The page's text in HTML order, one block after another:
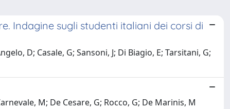
Indagine sugli studenti italiani dei corsi di
D; Casale, G; Sansoni, J; Di Biagio, E; Tarsitani, G;
M; De Cesare, G; Rocco, G; De Marinis, M